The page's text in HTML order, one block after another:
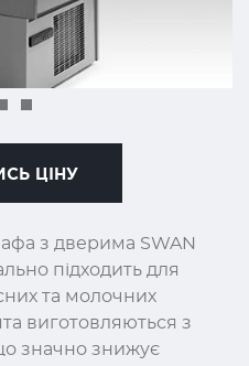
ЦІНУ
з дверима SWAN
підходить для
та молочних
виготовляються з
значно знижує